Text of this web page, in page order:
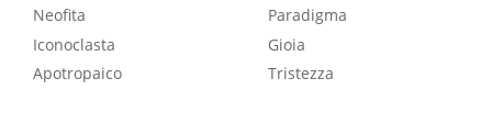
Neofita
Iconoclasta
Apotropaico
Paradigma
Gioia
Tristezza